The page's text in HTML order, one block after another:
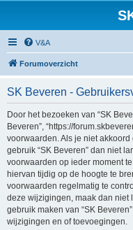
V&A
Forumoverzicht
SK Beveren -
Door het bezoeken van “SK
Beveren”, “https://
voorwaarden. Als je niet
gebruik “SK Beveren” dan niet
voorwaarden op ieder moment
hiervan tijdig op de hoogte te
voorwaarden regelmatig te
deze wijzigingen, maak dan niet
gebruik maken van “SK
wijzigingen en of toevoegingen.